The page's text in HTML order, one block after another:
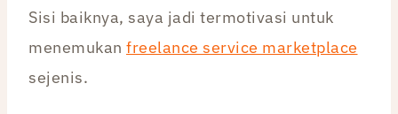
Sisi baiknya, saya jadi termotivasi untuk
menemukan freelance service marketplace
sejenis.